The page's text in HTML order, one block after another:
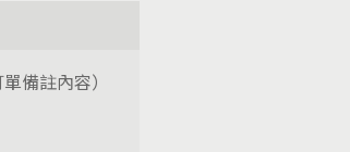
備註內容）